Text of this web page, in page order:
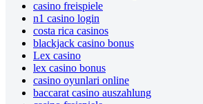
casino freispiele
n1 casino login
costa rica casinos
blackjack casino bonus
Lex casino
lex casino bonus
casino oyunlari online
baccarat casino auszahlung